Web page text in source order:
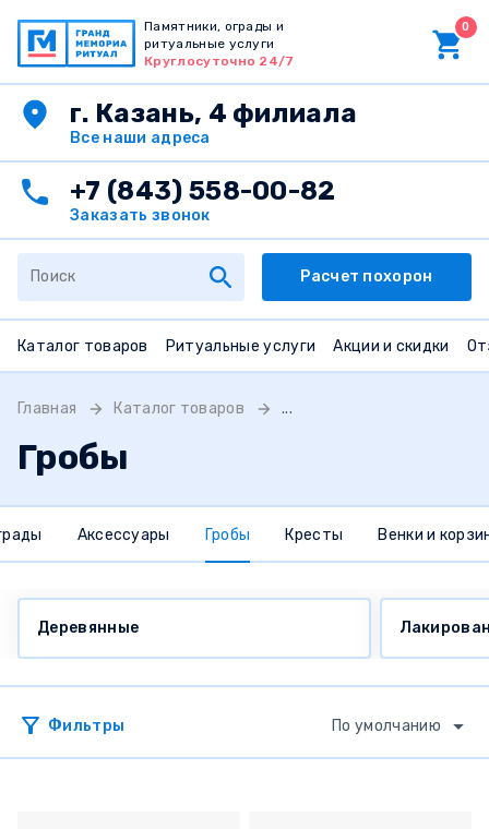
Памятники, ограды и
ритуальные услуги
Круглосуточно 24/7
г. Казань, 4 филиала
Все наши адреса
+7 (843) 558-00-82
Заказать звонок
0
Расчет похорон
Каталог товаров Ритуальные услуги Акции и скидки
Главная Каталог товаров ...
Гробы
Аксессуары Гробы Кресты Венки и
Деревянные
Фильтры По умолчанию